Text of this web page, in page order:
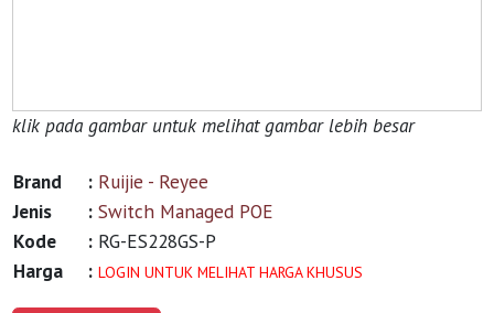
klik pada gambar untuk melihat gambar lebih besar
Brand : Ruijie - Reyee
Jenis
: Switch Managed POE
Kode
: RG-ES228GS-P
Harga
: LOGIN UNTUK MELIHAT HARGA KHUSUS